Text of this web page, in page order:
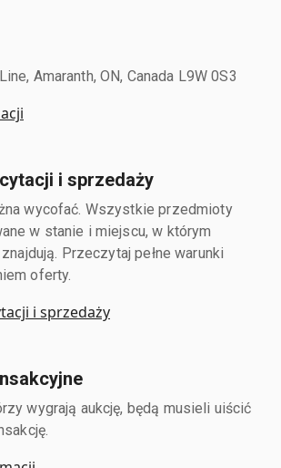
Amaranth, ON, Canada L9W 0S3
i sprzedaży
wycofać. Wszystkie przedmioty
w stanie i miejscu, w którym
Przeczytaj pełne warunki
oferty.
i sprzedaży
wygrają aukcję, będą musieli uiścić